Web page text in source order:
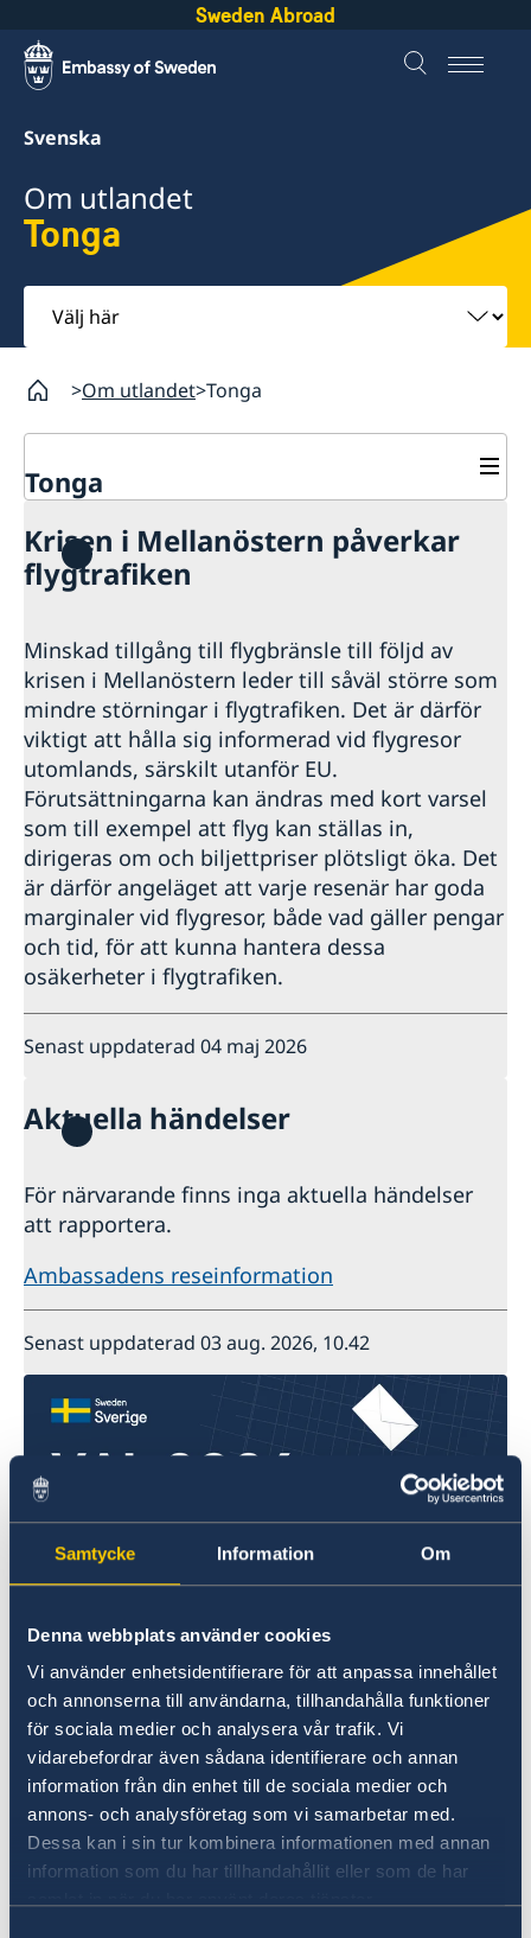
Samtycke Information Om
Denna webbplats använder cookies
Vi använder enhetsidentifierare för att anpassa innehållet
och annonserna till användarna, tillhandahålla funktioner
för sociala medier och analysera vår trafik. Vi
vidarebefordrar även sådana identifierare och annan
information från din enhet till de sociala medier och
annons- och analysföretag som vi samarbetar med.
Dessa kan i sin tur kombinera informationen med annan
information som du har tillhandahållit eller som de har
Sweden Abroad
Svenska
Om utlandet
Tonga
Välj
här
Om utlandet Tonga
Tonga
Hjälp till svenskar i Tonga
Rösta i Tonga
Hjälp kring medborgarskap
Akut hjälp
Reseinformation
Aktuella händelser
Allmänna säkerhetsläget
Terrorism
Naturförhållanden och katastrofer
In- och utresebestämmelser
Hälso- och sjukvård
Lokala lagar och sedvänjor
Kriminalitet och personlig säkerhet
Trafiksäkerhet
Försäkringsskydd
Övriga upplysningar
Krisen i Mellanöstern påverkar
flygtrafiken
Minskad tillgång till flygbränsle till följd av
krisen i Mellanöstern leder till såväl större som
mindre störningar i flygtrafiken. Det är därför
viktigt att hålla sig informerad vid flygresor
utomlands, särskilt utanför EU.
Förutsättningarna kan ändras med kort varsel
som till exempel att flyg kan ställas in,
dirigeras om och biljettpriser plötsligt öka. Det
är därför angeläget att varje resenär har goda
marginaler vid flygresor, både vad gäller pengar
och tid, för att kunna hantera dessa
osäkerheter i flygtrafiken.
Senast uppdaterad 04 maj 2026
Aktuella händelser
För närvarande finns inga aktuella händelser
att rapportera.
Ambassadens reseinformation
Senast uppdaterad 03 aug. 2026, 10.42
Den 13 september 2026 är det val till riksdag,
region- och kommunfullmäktige. Om du är
utomlands kan du antingen förtidsrösta på en
ambassad eller ett konsulat eller brevrösta.
Val 2026